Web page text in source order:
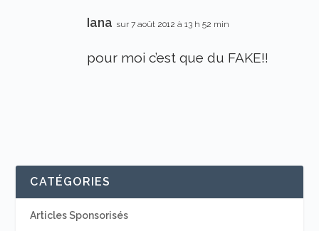
Iana sur 7 août 2012 à 13 h 52 min
pour moi c’est que du FAKE!!
CATÉGORIES
Articles Sponsorisés